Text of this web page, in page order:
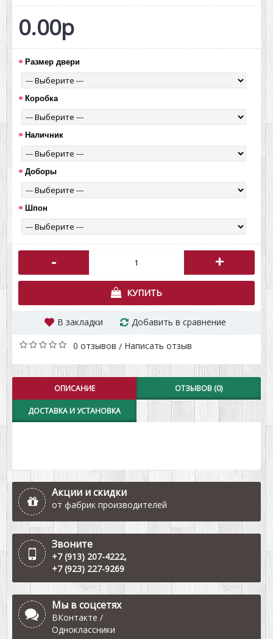
0.00р
Размер двери
Коробка
Наличник
Доборы
Шпон
- +
КУПИТЬ
В закладки Добавить в сравнение
0 отзывов / Написать отзыв
ОПИСАНИЕ ОТЗЫВОВ (0)
ДОСТАВКА И УСТАНОВКА
Акции и скидки
от фабрик производителей
Звоните
+7 (913) 207-4222,
+7 (923) 227-9269
Мы в соцсетях
ВКонтакте /
Одноклассники